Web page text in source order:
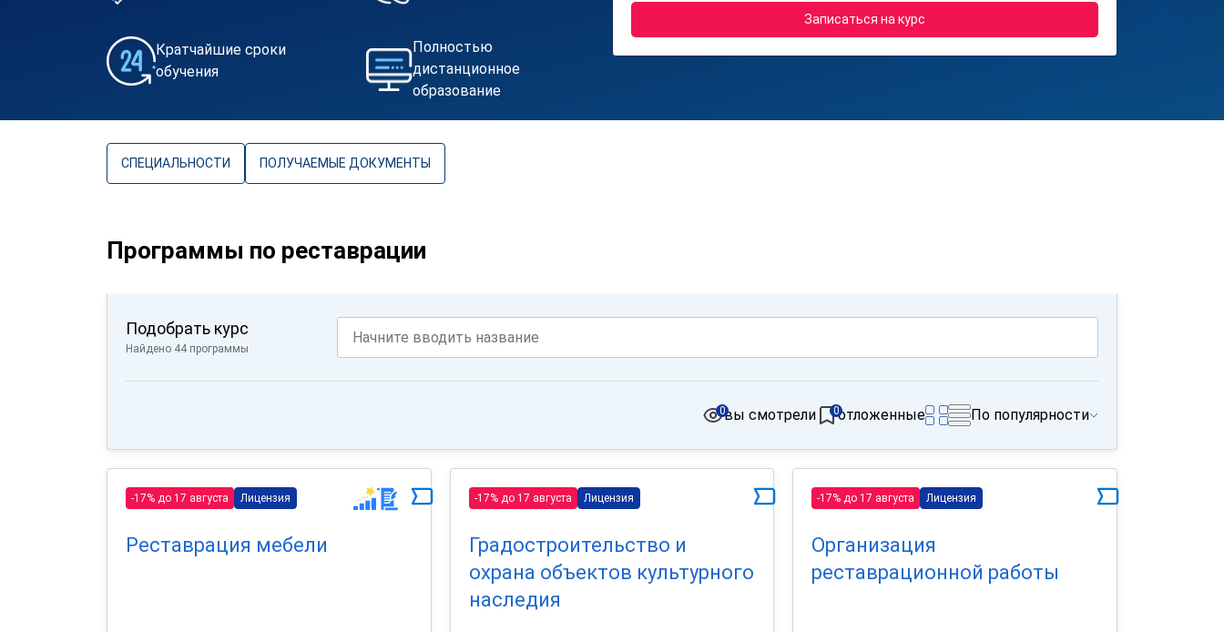
Кратчайшие сроки
обучения
Полностью
дистанционное
образование
Записаться на курс
СПЕЦИАЛЬНОСТИ ПОЛУЧАЕМЫЕ ДОКУМЕНТЫ
Программы по реставрации
Подобрать курс
Найдено 44 программы
вы смотрели
0 отложенные
0 По популярности
-17% до 17 августа Лицензия
Реставрация мебели
-17% до 17 августа Лицензия
Градостроительство и
охрана объектов культурного
наследия
-17% до 17 августа Лицензия
Организация
реставрационной работы